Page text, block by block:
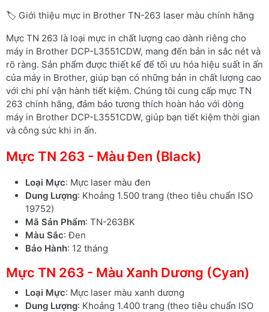
🏷️ Giới thiệu mực in Brother TN-263 laser màu chính hãng
Mực TN 263 là loại mực in chất lượng cao dành riêng cho
máy in Brother DCP-L3551CDW, mang đến bản in sắc nét và
rõ ràng. Sản phẩm được thiết kế để tối ưu hóa hiệu suất in ấn
của máy in Brother, giúp bạn có những bản in chất lượng cao
với chi phí vận hành tiết kiệm. Chúng tôi cung cấp mực TN
263 chính hãng, đảm bảo tương thích hoàn hảo với dòng
máy in Brother DCP-L3551CDW, giúp bạn tiết kiệm thời gian
và công sức khi in ấn.
Mực TN 263 - Màu Đen (Black)
Loại Mực: Mực laser màu đen
Dung Lượng: Khoảng 1.500 trang (theo tiêu chuẩn ISO
19752)
Mã Sản Phẩm: TN-263BK
Màu Sắc: Đen
Bảo Hành: 12 tháng
Mực TN 263 - Màu Xanh Dương (Cyan)
Loại Mực: Mực laser màu xanh dương
Dung Lượng: Khoảng 1.400 trang (theo tiêu chuẩn ISO